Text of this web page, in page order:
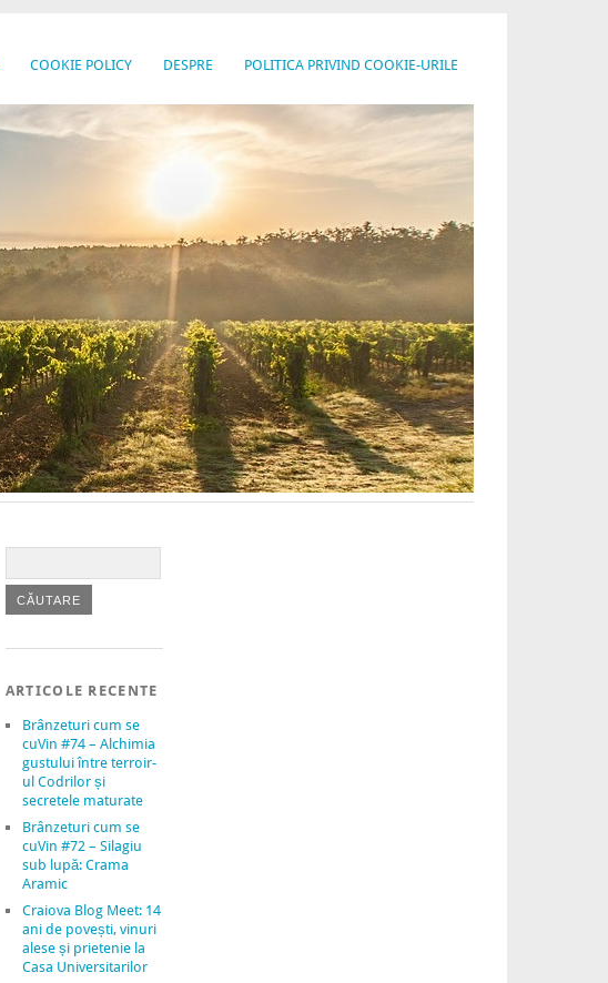
COOKIE POLICY DESPRE POLITICA PRIVIND COOKIE-URILE
ARTICOLE RECENTE
Brânzeturi cum se
cuVin #74 – Alchimia
gustului între terroir-
ul Codrilor și
secretele maturate
Brânzeturi cum se
cuVin #72 – Silagiu
sub lupă: Crama
Aramic
Craiova Blog Meet: 14
ani de povești, vinuri
alese și prietenie la
Casa Universitarilor